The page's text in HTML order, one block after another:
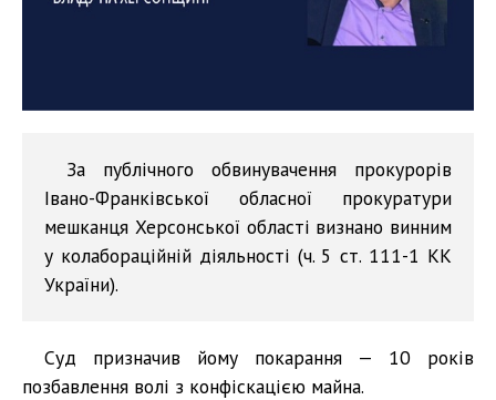
За публічного обвинувачення прокурорів
Івано-Франківської обласної прокуратури
мешканця Херсонської області визнано винним
у колабораційній діяльності (ч. 5 ст. 111-1 КК
України).
Суд призначив йому покарання — 10 років
позбавлення волі з конфіскацією майна.